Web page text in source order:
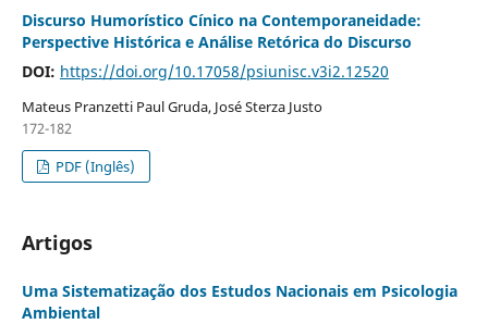
Discurso Humorístico Cínico na Contemporaneidade:
Perspective Histórica e Análise Retórica do Discurso
DOI: https://doi.org/10.17058/psiunisc.v3i2.12520
Mateus Pranzetti Paul Gruda, José Sterza Justo
172-182
PDF (Inglês)
Artigos
Uma Sistematização dos Estudos Nacionais em Psicologia
Ambiental